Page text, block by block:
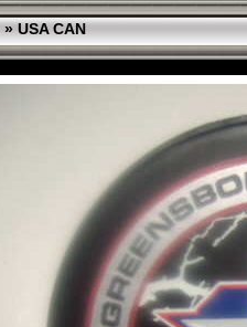
» USA CAN